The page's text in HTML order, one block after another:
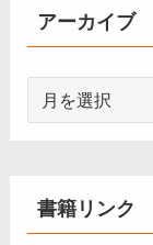
ーアーカイブ
ブ
書籍リンク